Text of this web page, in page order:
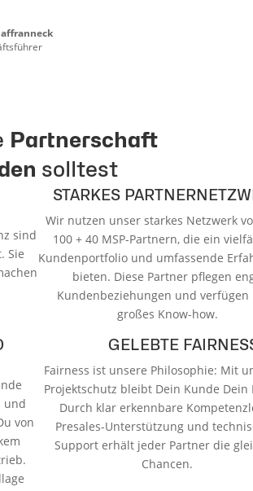
Partnerschaft
solltest
sind
Sie
STARKES
Wir nutzen unser starkes Netzwerk
100 + 40 MSP-Partnern, die ein
Kundenportfolio und umfassende
bieten. Diese Partner pflegen
Kundenbeziehungen und verfügen
großes Know-how.
und
von
GELEBTE
Fairness ist unsere Philosophie: Mit
Projektschutz bleibt Dein Kunde Dein
Durch klar erkennbare
Presales-Unterstützung und
Support erhält jeder Partner die
Chancen.